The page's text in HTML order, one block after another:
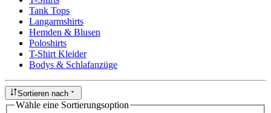
Tank Tops
Langarmshirts
Hemden & Blusen
Poloshirts
T-Shirt Kleider
Bodys & Schlafanzüge
Sortieren nach
Wähle eine Sortierungsoption